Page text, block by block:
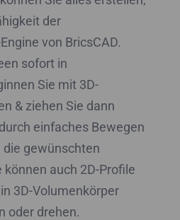
der
von BricsCAD.
sofort in
Sie mit 3D-
& ziehen Sie dann
einfaches Bewegen
die gewünschten
auch 2D-Profile
3D-Volumenkörper
oder drehen.